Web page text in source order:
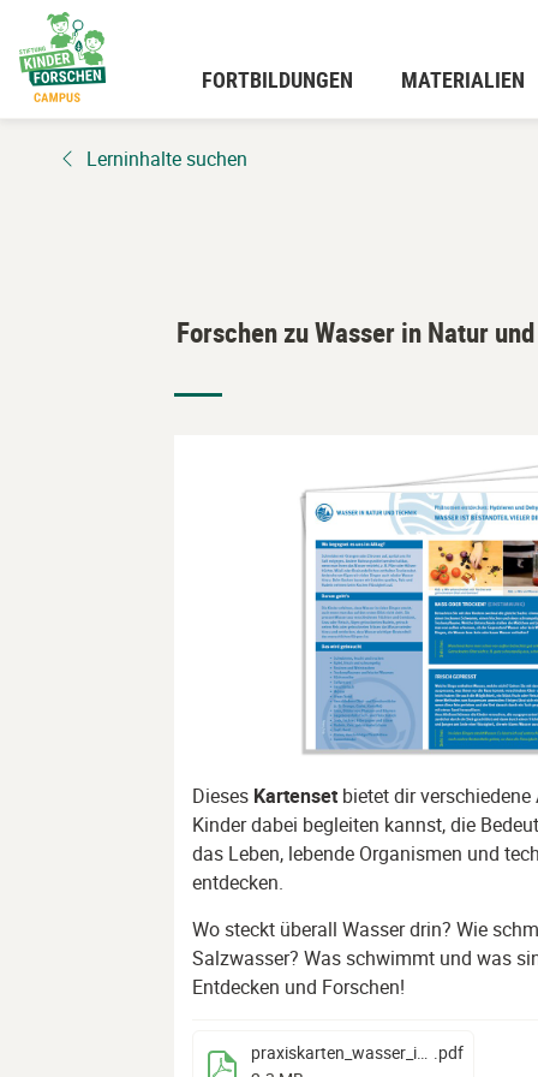
Hauptinhalt
wechseln
FORTBILDUNGEN MATERIALIEN
Lerninhalte suchen
Forschen zu Wasser in Natur
Dieses Kartensetbietet dir verschiedene
Kinder dabei begleiten kannst, die
das Leben, lebende Organismen und
entdecken.
Wo steckt überall Wasser drin? Wie
Salzwasser? Was schwimmt und was
Entdecken und Forschen!
praxiskarten_wasser_in_natur_und_technik .pdf